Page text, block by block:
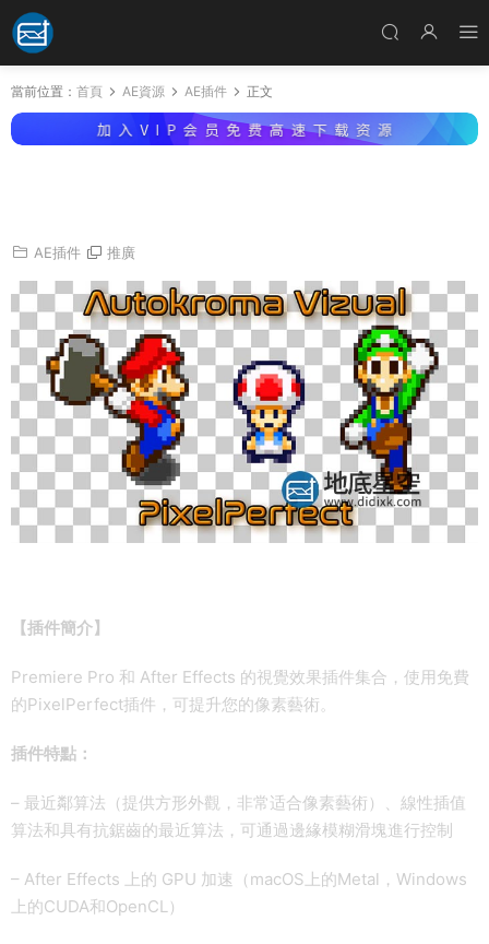
當前位置： 首頁 AE資源 AE插件 正文
AE插件 推廣
【插件簡介】
Premiere Pro 和 After Effects 的視覺效果插件集合，使用免費
的PixelPerfect插件，可提升您的像素藝術。
插件特點：
– 最近鄰算法（提供方形外觀，非常适合像素藝術）、線性插值
算法和具有抗鋸齒的最近算法，可通過邊緣模糊滑塊進行控制
– After Effects 上的 GPU 加速（macOS上的Metal，Windows
上的CUDA和OpenCL）